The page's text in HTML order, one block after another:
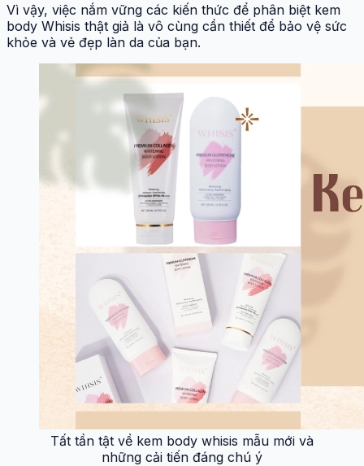
Vì vậy, việc nắm vững các kiến thức để phân biệt kem
body Whisis thật giả là vô cùng cần thiết để bảo vệ sức
khỏe và vẻ đẹp làn da của bạn.
Tất tần tật về kem body whisis mẫu mới và
những cải tiến đáng chú ý